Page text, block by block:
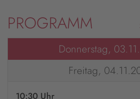
PROGRAMM
Donnerstag,
Freitag,
10:30 Uhr